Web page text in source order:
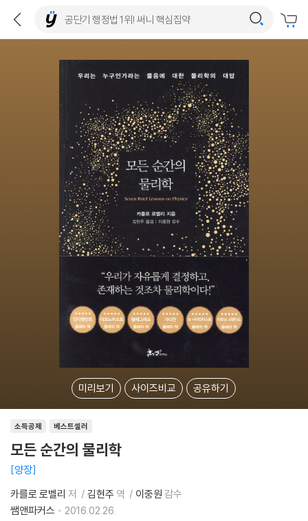
미리보기 사이즈비교 공유하기
소득공제 베스트셀러
모든 순간의 물리학
양장
카를로 로벨리 저 김현주 역 이중원 감수
쌤앤파커스
2016.02.26.